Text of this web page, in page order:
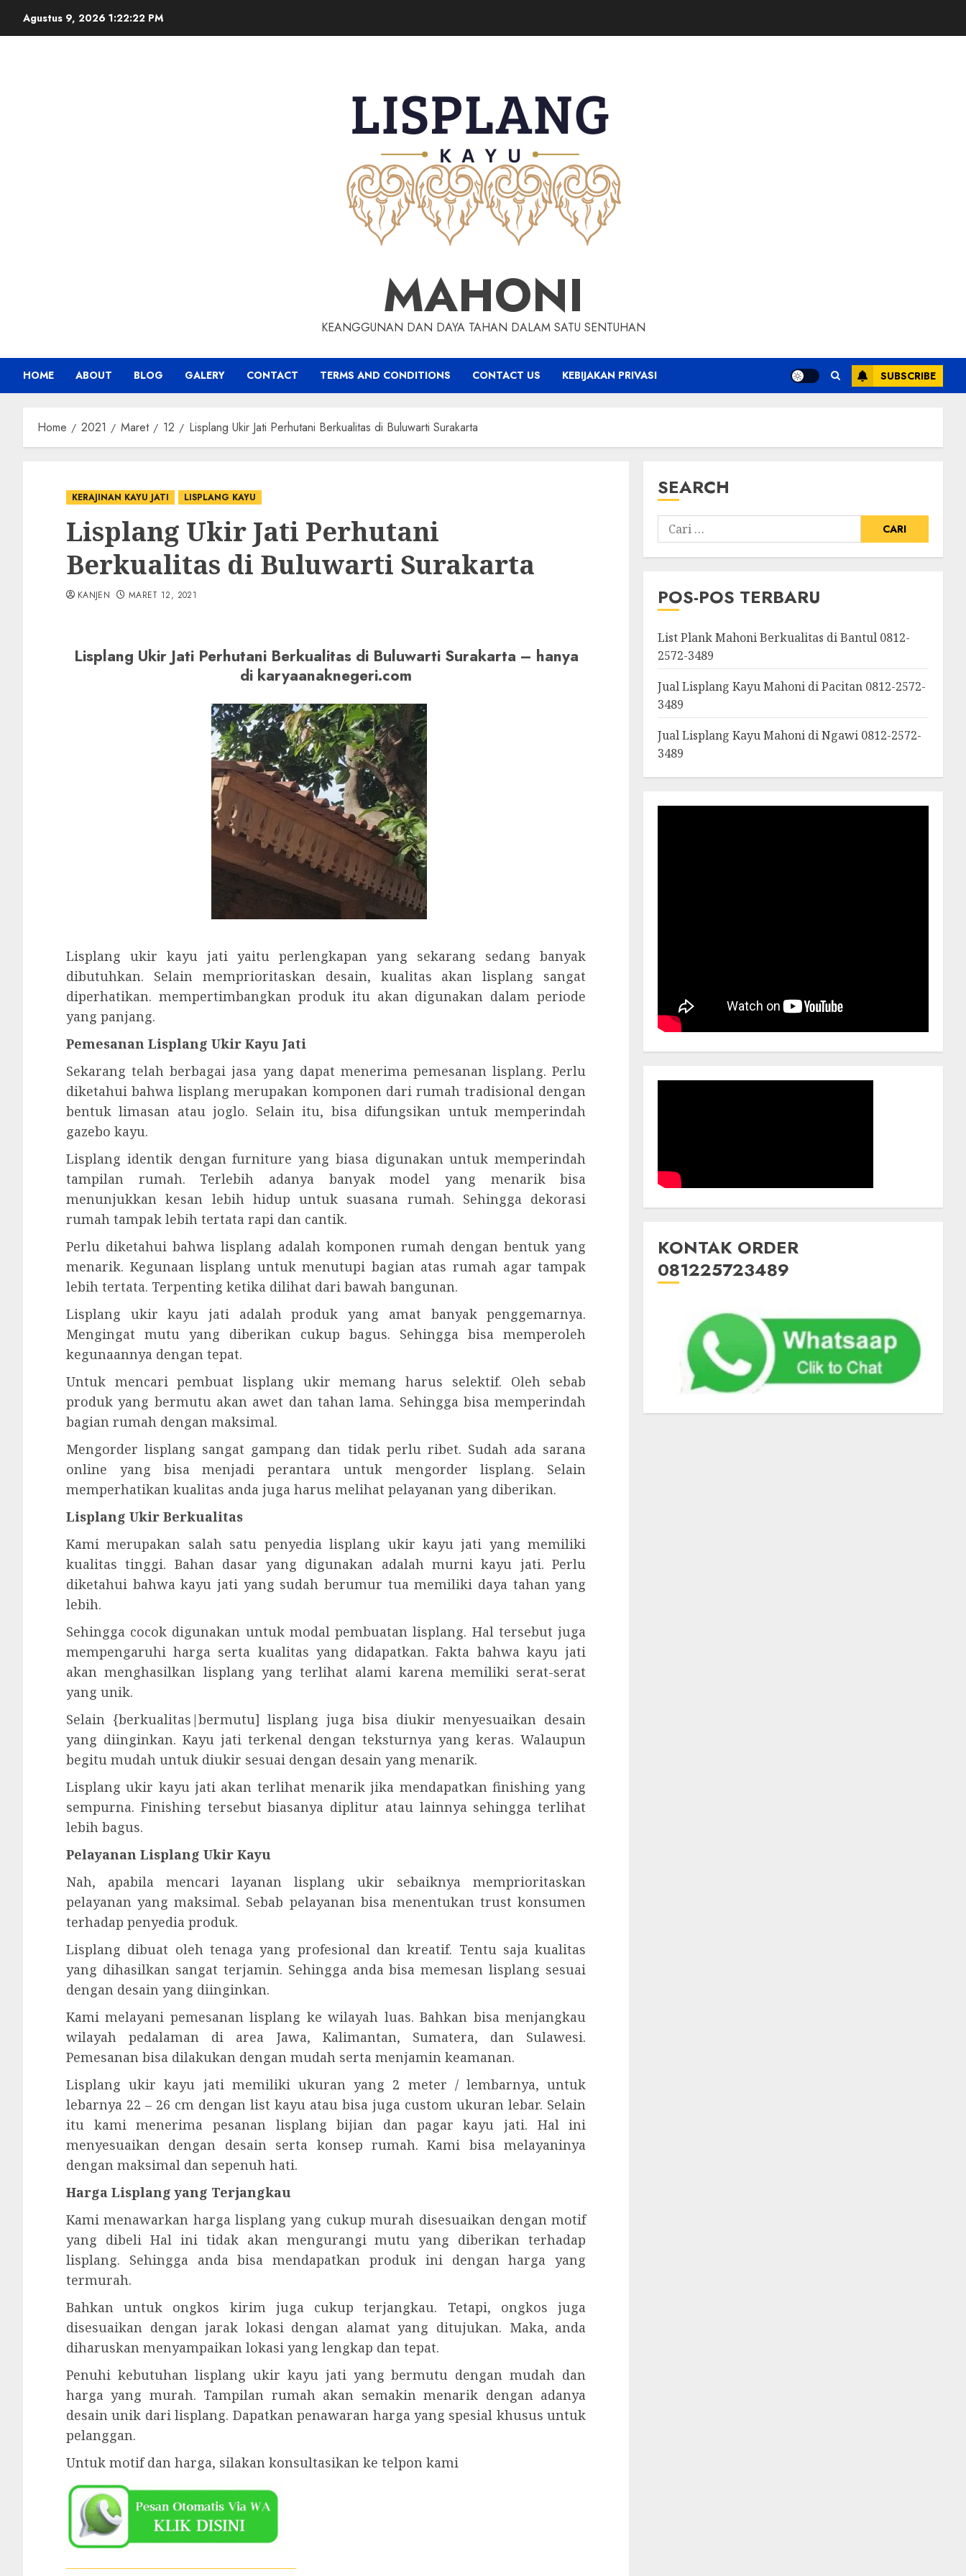
Agustus 9, 2026 1:22:23 PM
MAHONI
KEANGGUNAN DAN DAYA TAHAN DALAM SATU SENTUHAN
HOME ABOUT BLOG GALERY CONTACT TERMS AND CONDITIONS CONTACT US KEBIJAKAN PRIVASI SUBSCRIBE
Home 2021 Maret 12 Lisplang Ukir Jati Perhutani Berkualitas di Buluwarti Surakarta
KERAJINAN KAYU JATI LISPLANG KAYU
Lisplang Ukir Jati Perhutani
Berkualitas di Buluwarti Surakarta
KANJEN MARET 12, 2021
Lisplang Ukir Jati Perhutani Berkualitas di Buluwarti Surakarta – hanya
di karyaanaknegeri.com
Lisplang ukir kayu jati yaitu perlengkapan yang sekarang sedang banyak
dibutuhkan. Selain memprioritaskan desain, kualitas akan lisplang sangat
diperhatikan. mempertimbangkan produk itu akan digunakan dalam periode
yang panjang.
Pemesanan Lisplang Ukir Kayu Jati
Sekarang telah berbagai jasa yang dapat menerima pemesanan lisplang. Perlu
diketahui bahwa lisplang merupakan komponen dari rumah tradisional dengan
bentuk limasan atau joglo. Selain itu, bisa difungsikan untuk memperindah
gazebo kayu.
Lisplang identik dengan furniture yang biasa digunakan untuk memperindah
tampilan rumah. Terlebih adanya banyak model yang menarik bisa
menunjukkan kesan lebih hidup untuk suasana rumah. Sehingga dekorasi
rumah tampak lebih tertata rapi dan cantik.
Perlu diketahui bahwa lisplang adalah komponen rumah dengan bentuk yang
menarik. Kegunaan lisplang untuk menutupi bagian atas rumah agar tampak
lebih tertata. Terpenting ketika dilihat dari bawah bangunan.
Lisplang ukir kayu jati adalah produk yang amat banyak penggemarnya.
Mengingat mutu yang diberikan cukup bagus. Sehingga bisa memperoleh
kegunaannya dengan tepat.
Untuk mencari pembuat lisplang ukir memang harus selektif. Oleh sebab
produk yang bermutu akan awet dan tahan lama. Sehingga bisa memperindah
bagian rumah dengan maksimal.
Mengorder lisplang sangat gampang dan tidak perlu ribet. Sudah ada sarana
online yang bisa menjadi perantara untuk mengorder lisplang. Selain
memperhatikan kualitas anda juga harus melihat pelayanan yang diberikan.
Lisplang Ukir Berkualitas
Kami merupakan salah satu penyedia lisplang ukir kayu jati yang memiliki
kualitas tinggi. Bahan dasar yang digunakan adalah murni kayu jati. Perlu
diketahui bahwa kayu jati yang sudah berumur tua memiliki daya tahan yang
lebih.
Sehingga cocok digunakan untuk modal pembuatan lisplang. Hal tersebut juga
mempengaruhi harga serta kualitas yang didapatkan. Fakta bahwa kayu jati
akan menghasilkan lisplang yang terlihat alami karena memiliki serat-serat
yang unik.
Selain {berkualitas|bermutu] lisplang juga bisa diukir menyesuaikan desain
yang diinginkan. Kayu jati terkenal dengan teksturnya yang keras. Walaupun
begitu mudah untuk diukir sesuai dengan desain yang menarik.
Lisplang ukir kayu jati akan terlihat menarik jika mendapatkan finishing yang
sempurna. Finishing tersebut biasanya diplitur atau lainnya sehingga terlihat
lebih bagus.
Pelayanan Lisplang Ukir Kayu
Nah, apabila mencari layanan lisplang ukir sebaiknya memprioritaskan
pelayanan yang maksimal. Sebab pelayanan bisa menentukan trust konsumen
terhadap penyedia produk.
Lisplang dibuat oleh tenaga yang profesional dan kreatif. Tentu saja kualitas
yang dihasilkan sangat terjamin. Sehingga anda bisa memesan lisplang sesuai
dengan desain yang diinginkan.
Kami melayani pemesanan lisplang ke wilayah luas. Bahkan bisa menjangkau
wilayah pedalaman di area Jawa, Kalimantan, Sumatera, dan Sulawesi.
Pemesanan bisa dilakukan dengan mudah serta menjamin keamanan.
Lisplang ukir kayu jati memiliki ukuran yang 2 meter / lembarnya, untuk
lebarnya 22 – 26 cm dengan list kayu atau bisa juga custom ukuran lebar. Selain
itu kami menerima pesanan lisplang bijian dan pagar kayu jati. Hal ini
menyesuaikan dengan desain serta konsep rumah. Kami bisa melayaninya
dengan maksimal dan sepenuh hati.
Harga Lisplang yang Terjangkau
Kami menawarkan harga lisplang yang cukup murah disesuaikan dengan motif
yang dibeli Hal ini tidak akan mengurangi mutu yang diberikan terhadap
lisplang. Sehingga anda bisa mendapatkan produk ini dengan harga yang
termurah.
Bahkan untuk ongkos kirim juga cukup terjangkau. Tetapi, ongkos juga
disesuaikan dengan jarak lokasi dengan alamat yang ditujukan. Maka, anda
diharuskan menyampaikan lokasi yang lengkap dan tepat.
Penuhi kebutuhan lisplang ukir kayu jati yang bermutu dengan mudah dan
harga yang murah. Tampilan rumah akan semakin menarik dengan adanya
desain unik dari lisplang. Dapatkan penawaran harga yang spesial khusus untuk
pelanggan.
Untuk motif dan harga, silakan konsultasikan ke telpon kami
SEARCH
POS-POS TERBARU
List Plank Mahoni Berkualitas di Bantul 0812-
2572-3489
Jual Lisplang Kayu Mahoni di Pacitan 0812-2572-
3489
Jual Lisplang Kayu Mahoni di Ngawi 0812-2572-
3489
KONTAK ORDER
081225723489